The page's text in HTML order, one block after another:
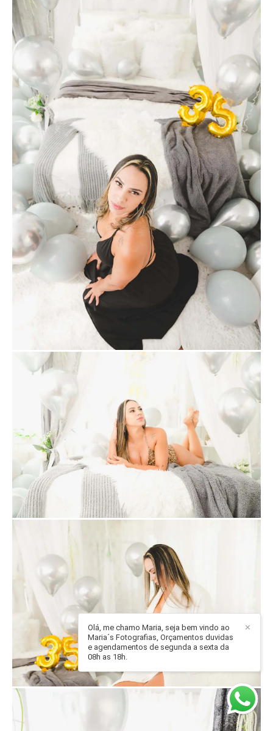
✕
Olá, me chamo Maria, seja bem vindo ao
Maria´s Fotografias, Orçamentos duvidas
e agendamentos de segunda a sexta da
08h as 18h.